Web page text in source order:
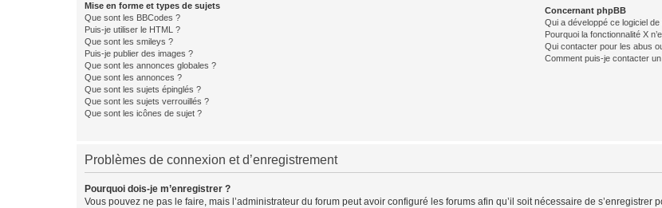
Mise en forme et types de sujets
Que sont les BBCodes ?
Puis-je utiliser le HTML ?
Que sont les smileys ?
Puis-je publier des images ?
Que sont les annonces globales ?
Que sont les annonces ?
Que sont les sujets épinglés ?
Que sont les sujets verrouillés ?
Que sont les icônes de sujet ?
Concernant phpBB
Qui a développé ce logiciel de
Pourquoi la fonctionnalité X
Qui contacter pour les abus
Comment puis-je contacter
Problèmes de connexion et d’enregistrement
Pourquoi dois-je m’enregistrer ?
Vous pouvez ne pas le faire, mais l’administrateur du forum peut avoir configuré les forums afin qu’il soit nécessaire de